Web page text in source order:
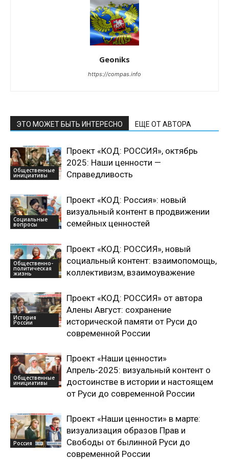
Geoniks
https://compas.info
ЭТО МОЖЕТ БЫТЬ ИНТЕРЕСНО ЕЩЕ ОТ АВТОРА
Общественные
инициативы
Проект «КОД: РОССИЯ», октябрь
2025: Наши ценности —
Справедливость
Социальные
вопросы
Проект «КОД: Россия»: новый
визуальный контент в продвижении
семейных ценностей
Общественно-
политическая
жизнь
Проект «КОД: РОССИЯ», новый
социальный контент: взаимопомощь,
коллективизм, взаимоуважение
История
России
Проект «КОД: РОССИЯ» от автора
Алены Август: сохранение
исторической памяти от Руси до
современной России
Общественные
инициативы
Проект «Наши ценности»
Апрель-2025: визуальный контент о
достоинстве в истории и настоящем
от Руси до современной России
Россия
Проект «Наши ценности» в марте:
визуализация образов Прав и
Свободы от былинной Руси до
современной России